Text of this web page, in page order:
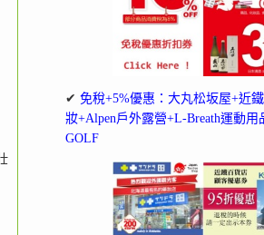
✔ 免稅+5%優惠：大丸松坂屋+近
妝+Alpen戶外露營+L-Breath運動用
GOLF